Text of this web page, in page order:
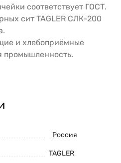
соответствует ГОСТ.
сит TAGLER СЛК-200
и хлебоприёмные
промышленность.
Россия
TAGLER